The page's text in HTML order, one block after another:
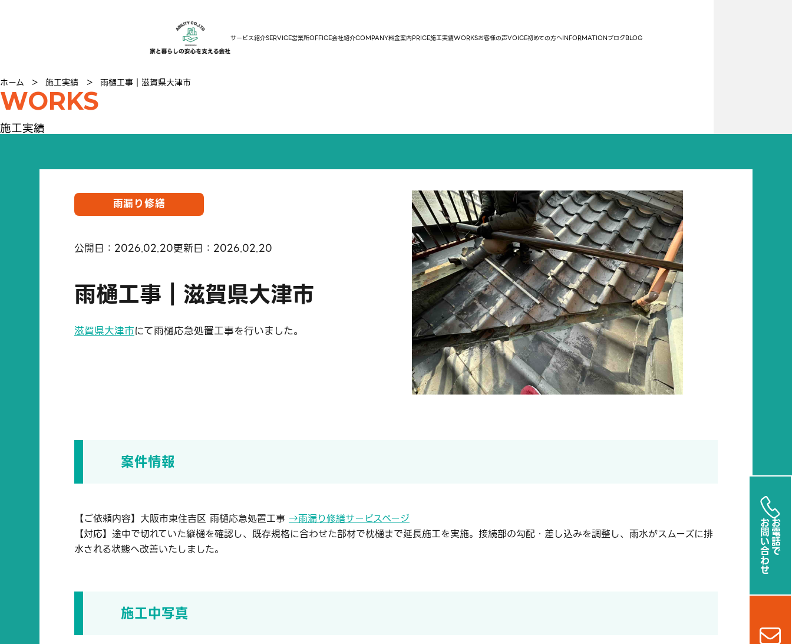
サービス紹介SERVICE営業所OFFICE会社紹介COMPANY料金案内PRICE施工実績WORKSお客様の声VOICE初めての方へINFORMATIONブログBLOG
お電話で
お問い合わせ
ホーム ＞ 施工実績 ＞ 雨樋工事｜滋賀県大津市
WORKS
施工実績
雨漏り修繕
公開日：2026.02.20更新日：2026.02.20
雨樋工事｜滋賀県大津市
滋賀県大津市にて雨樋応急処置工事を行いました。
案件情報
【ご依頼内容】大阪市東住吉区 雨樋応急処置工事 →雨漏り修繕サービスページ
【対応】途中で切れていた縦樋を確認し、既存規格に合わせた部材で枕樋まで延長施工を実施。接続部の勾配・差し込みを調整し、雨水がスムーズに排
水される状態へ改善いたしました。
施工中写真